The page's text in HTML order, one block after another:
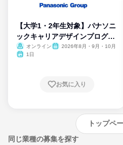
【大学1・2年生対象】パナソニ
ックキャリアデザインプログラ
ム
オンライン
2026年8月・9月・10月
1日
お気に入り
トップペ
同じ業種の募集を探す